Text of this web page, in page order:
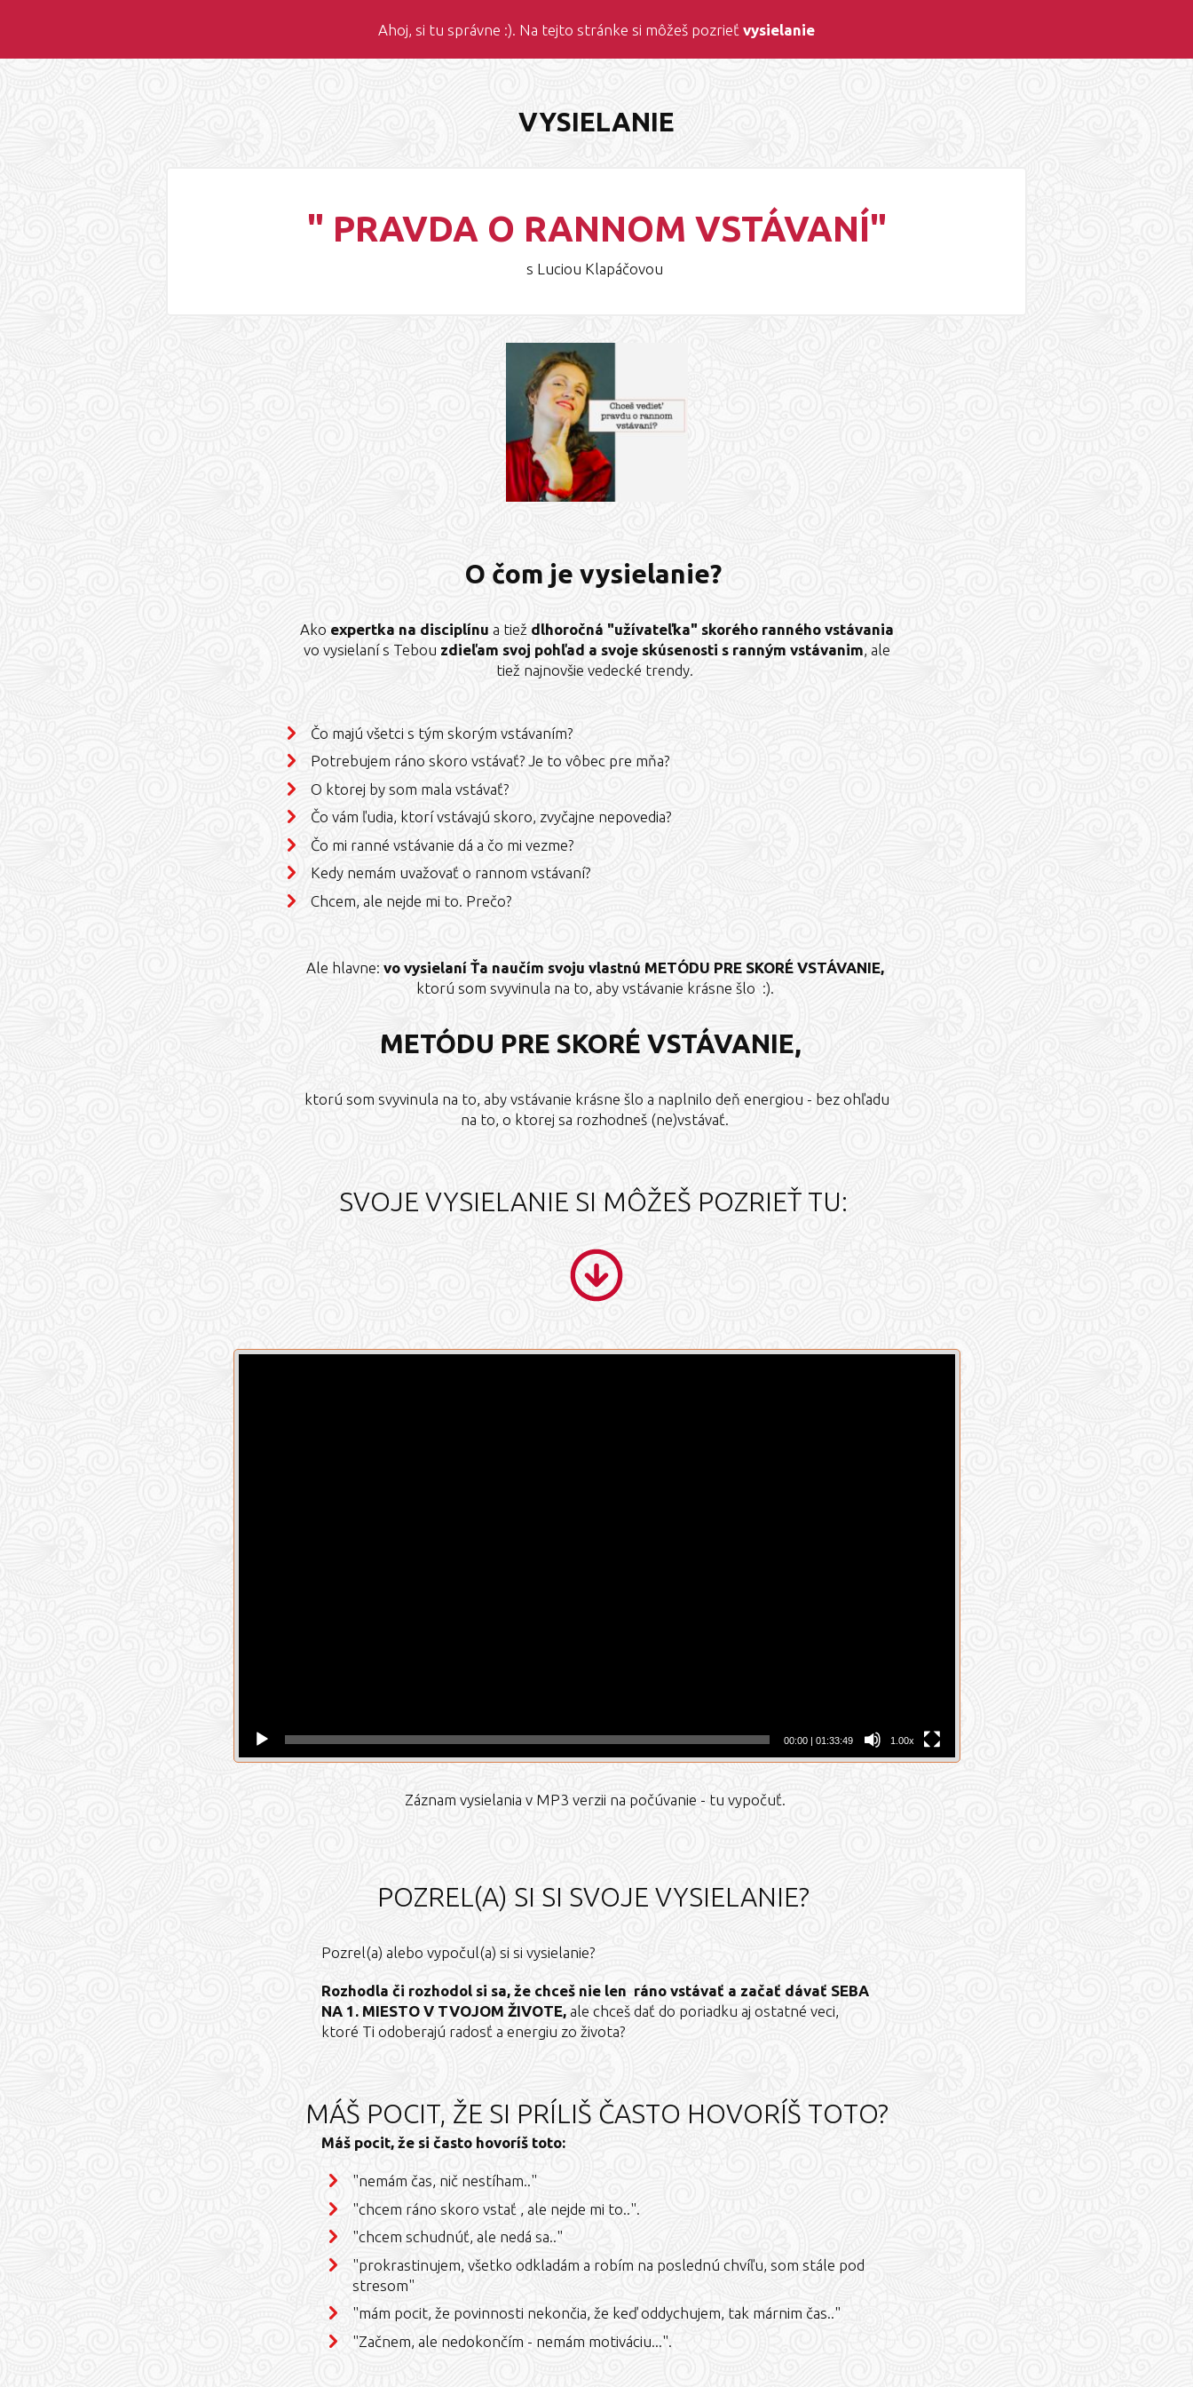
Ahoj, si tu správne :). Na tejto stránke si môžeš pozrieť vysielanie
VYSIELANIE
" PRAVDA O RANNOM VSTÁVANÍ"
s Luciou Klapáčovou
O čom je vysielanie?
Ako expertka na disciplínu a tiež dlhoročná "užívateľka" skorého ranného vstávania
vo vysielaní s Tebou zdieľam svoj pohľad a svoje skúsenosti s ranným vstávanim , ale
tiež najnovšie vedecké trendy.
Čo majú všetci s tým skorým vstávaním?
Potrebujem ráno skoro vstávať? Je to vôbec pre mňa?
O ktorej by som mala vstávať?
Čo vám ľudia, ktorí vstávajú skoro, zvyčajne nepovedia?
Čo mi ranné vstávanie dá a čo mi vezme?
Kedy nemám uvažovať o rannom vstávaní?
Chcem, ale nejde mi to. Prečo?
Ale hlavne: vo vysielaní Ťa naučím svoju vlastnú METÓDU PRE SKORÉ VSTÁVANIE,
ktorú som svyvinula na to, aby vstávanie krásne šlo :).
METÓDU PRE SKORÉ VSTÁVANIE,
ktorú som svyvinula na to, aby vstávanie krásne šlo a naplnilo deň energiou - bez ohľadu
na to, o ktorej sa rozhodneš (ne)vstávať.
SVOJE VYSIELANIE SI MÔŽEŠ POZRIEŤ TU:
00:00| 01:33:49 1.00x
Záznam vysielania v MP3 verzii na počúvanie - tu vypočuť.
POZREL(A) SI SI SVOJE VYSIELANIE?
Pozrel(a) alebo vypočul(a) si si vysielanie?
Rozhodla či rozhodol si sa, že chceš nie len ráno vstávať a začať dávať SEBA
NA 1. MIESTO V TVOJOM ŽIVOTE, ale chceš dať do poriadku aj ostatné veci,
ktoré Ti odoberajú radosť a energiu zo života?
MÁŠ POCIT, ŽE SI PRÍLIŠ ČASTO HOVORÍŠ TOTO?
Máš pocit, že si často hovoríš toto:
"nemám čas, nič nestíham.."
"chcem ráno skoro vstať , ale nejde mi to..".
"chcem schudnúť, ale nedá sa.."
"prokrastinujem, všetko odkladám a robím na poslednú chvíľu, som stále pod
stresom"
"mám pocit, že povinnosti nekončia, že keď oddychujem, tak márnim čas.."
"Začnem, ale nedokončím - nemám motiváciu...".